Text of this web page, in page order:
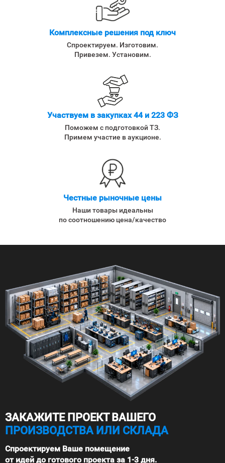
Комплексные решения под ключ
Спроектируем. Изготовим.
Привезем. Установим.
Участвуем в закупках 44 и 223 ФЗ
Поможем с подготовкой ТЗ.
Примем участие в аукционе.
Честные рыночные цены
Наши товары идеальны
по соотношению цена/качество
ЗАКАЖИТЕ ПРОЕКТ ВАШЕГО
ПРОИЗВОДСТВА ИЛИ СКЛАДА
Спроектируем Ваше помещение
от идей до готового проекта за 1-3 дня.